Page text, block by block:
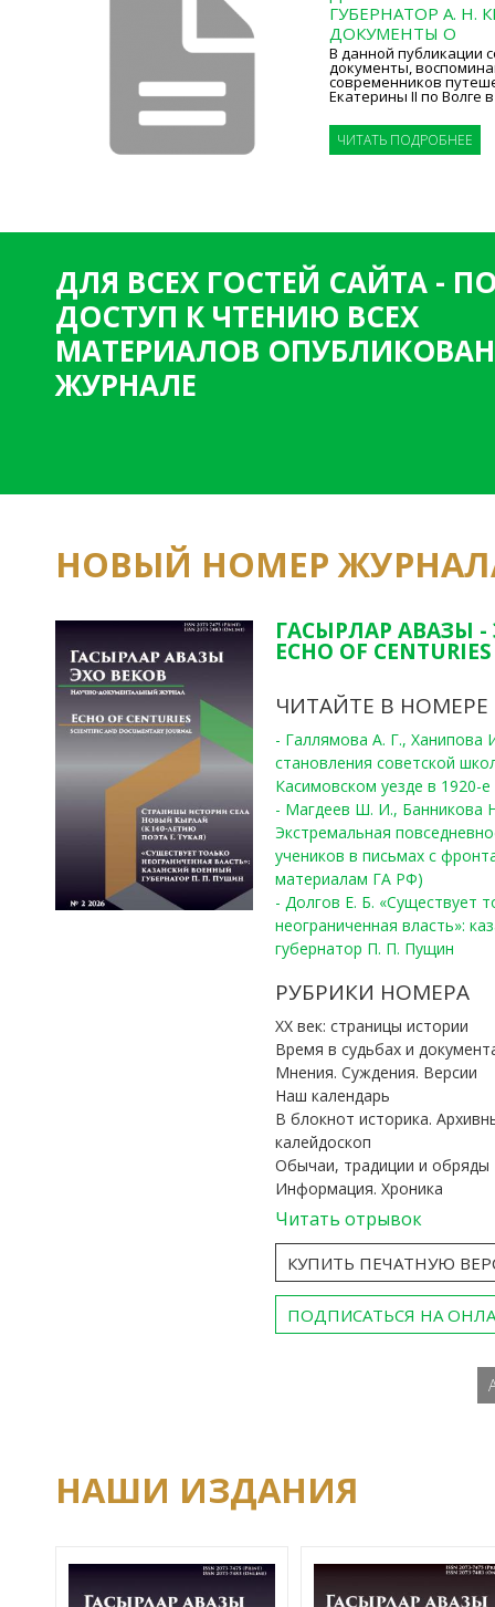
ГУБЕРНАТОР А. Н.
ДОКУМЕНТЫ О
В данной публикации
документы,
современников
Екатерины II по Волге в
ЧИТАТЬ ПОДРОБНЕЕ
ДЛЯ ВСЕХ ГОСТЕЙ САЙТА -
ДОСТУП К ЧТЕНИЮ ВСЕХ
МАТЕРИАЛОВ
ЖУРНАЛЕ
НОВЫЙ НОМЕР
ГАСЫРЛАР АВАЗЫ -
ECHO OF
ЧИТАЙТЕ В НОМЕРЕ
- Галлямова А. Г.,
становления советской
Касимовском уезде в 1920-е
- Магдеев Ш. И., Банникова
Экстремальная
учеников в письмах с
материалам ГА РФ)
- Долгов Е. Б. «Существует
неограниченная власть»:
губернатор П. П. Пущин
РУБРИКИ НОМЕРА
ХХ век: страницы истории
Время в судьбах и
Мнения. Суждения. Версии
Наш календарь
В блокнот историка.
калейдоскоп
Обычаи, традиции и обряды
Информация. Хроника
Читать отрывок
КУПИТЬ ПЕЧАТНУЮ
ПОДПИСАТЬСЯ НА
НАШИ ИЗДАНИЯ